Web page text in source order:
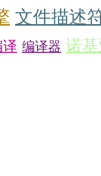
文件描述
编译器 诺